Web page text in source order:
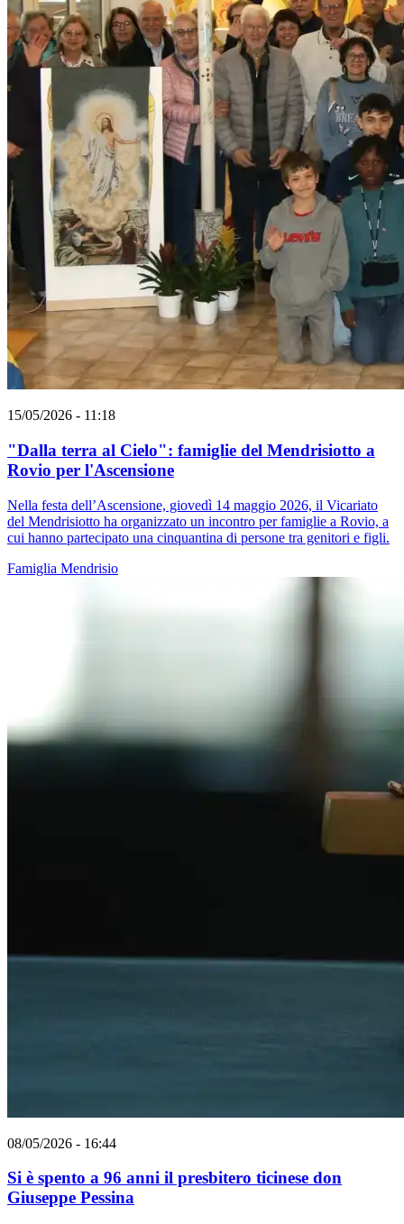
15/05/2026 - 11:18
"Dalla terra al Cielo": famiglie del Mendrisiotto a
Rovio per l'Ascensione
Nella festa dell’Ascensione, giovedì 14 maggio 2026, il Vicariato
del Mendrisiotto ha organizzato un incontro per famiglie a Rovio, a
cui hanno partecipato una cinquantina di persone tra genitori e figli.
Famiglia Mendrisio
08/05/2026 - 16:44
Si è spento a 96 anni il presbitero ticinese don
Giuseppe Pessina